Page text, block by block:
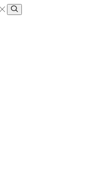
Search